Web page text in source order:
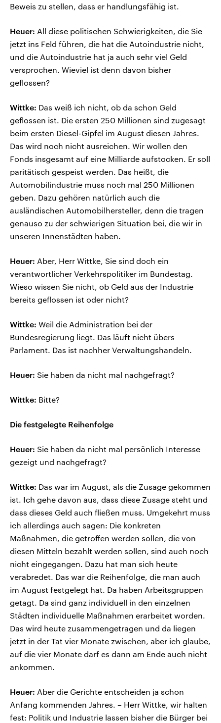
Beweis zu stellen, dass er handlungsfähig ist.
Heuer: All diese politischen Schwierigkeiten, die Sie
jetzt ins Feld führen, die hat die Autoindustrie nicht,
und die Autoindustrie hat ja auch sehr viel Geld
versprochen. Wieviel ist denn davon bisher
geflossen?
Wittke: Das weiß ich nicht, ob da schon Geld
geflossen ist. Die ersten 250 Millionen sind zugesagt
beim ersten Diesel-Gipfel im August diesen Jahres.
Das wird noch nicht ausreichen. Wir wollen den
Fonds insgesamt auf eine Milliarde aufstocken. Er soll
paritätisch gespeist werden. Das heißt, die
Automobilindustrie muss noch mal 250 Millionen
geben. Dazu gehören natürlich auch die
ausländischen Automobilhersteller, denn die tragen
genauso zu der schwierigen Situation bei, die wir in
unseren Innenstädten haben.
Heuer: Aber, Herr Wittke, Sie sind doch ein
verantwortlicher Verkehrspolitiker im Bundestag.
Wieso wissen Sie nicht, ob Geld aus der Industrie
bereits geflossen ist oder nicht?
Wittke: Weil die Administration bei der
Bundesregierung liegt. Das läuft nicht übers
Parlament. Das ist nachher Verwaltungshandeln.
Heuer: Sie haben da nicht mal nachgefragt?
Wittke: Bitte?
Die festgelegte Reihenfolge
Heuer: Sie haben da nicht mal persönlich Interesse
gezeigt und nachgefragt?
Wittke: Das war im August, als die Zusage gekommen
ist. Ich gehe davon aus, dass diese Zusage steht und
dass dieses Geld auch fließen muss. Umgekehrt muss
ich allerdings auch sagen: Die konkreten
Maßnahmen, die getroffen werden sollen, die von
diesen Mitteln bezahlt werden sollen, sind auch noch
nicht eingegangen. Dazu hat man sich heute
verabredet. Das war die Reihenfolge, die man auch
im August festgelegt hat. Da haben Arbeitsgruppen
getagt. Da sind ganz individuell in den einzelnen
Städten individuelle Maßnahmen erarbeitet worden.
Das wird heute zusammengetragen und da liegen
jetzt in der Tat vier Monate zwischen, aber ich glaube,
auf die vier Monate darf es dann am Ende auch nicht
ankommen.
Heuer: Aber die Gerichte entscheiden ja schon
Anfang kommenden Jahres. – Herr Wittke, wir halten
fest: Politik und Industrie lassen bisher die Bürger bei